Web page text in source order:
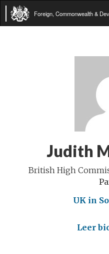
Foreign, Commonwealth &
Judith
British High
UK in
Leer